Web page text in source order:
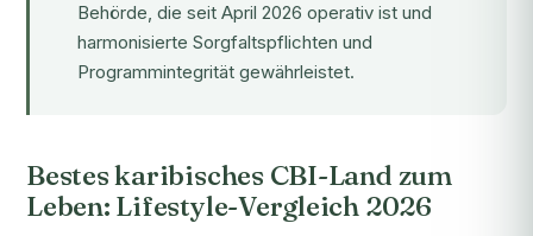
Behörde, die seit April 2026 operativ ist und
harmonisierte Sorgfaltspflichten und
Programmintegrität gewährleistet.
Bestes karibisches CBI-Land zum
Leben: Lifestyle-Vergleich 2026